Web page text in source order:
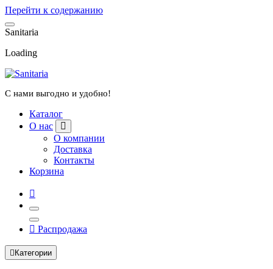
Перейти к содержанию
Sanitaria
Loading
С нами выгодно и удобно!
Каталог
О нас
О компании
Доставка
Контакты
Корзина
Распродажа
Категории